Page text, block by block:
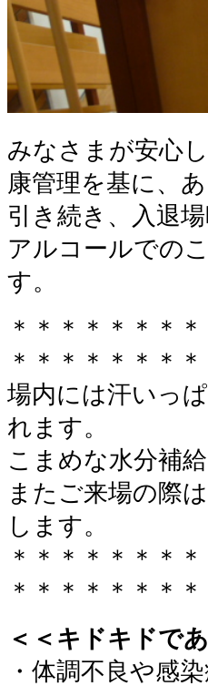
みなさまが安心
康管理を基に、
引き続き、入退
アルコールでの
す。
＊＊＊＊＊＊＊
＊＊＊＊＊＊＊
場内には汗いっ
れます。
こまめな水分補
またご来場の際
します。
＊＊＊＊＊＊＊
＊＊＊＊＊＊＊
＜＜キドキドで
・体調不良や感